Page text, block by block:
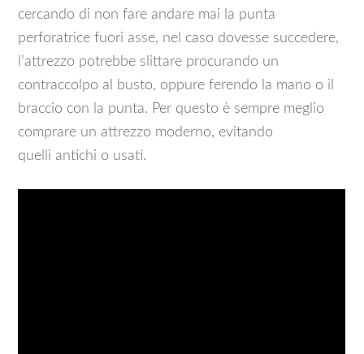
cercando di non fare andare mai la punta
perforatrice fuori asse, nel caso dovesse succedere,
l’attrezzo potrebbe slittare procurando un
contraccolpo al busto, oppure ferendo la mano o il
braccio con la punta. Per questo è sempre meglio
comprare un attrezzo moderno, evitando
quelli antichi o usati.